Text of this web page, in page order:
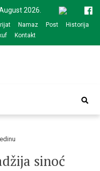
2026.
Namaz Post
Historija
Kontakt
sinoć